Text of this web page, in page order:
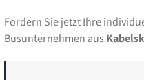
Fordern Sie jetzt Ihre
Busunternehmen aus